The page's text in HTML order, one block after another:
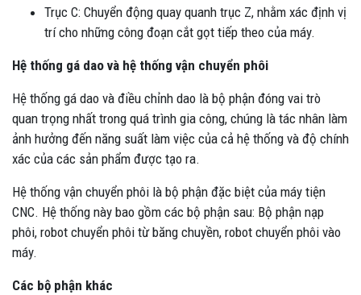
Trục C: Chuyển động quay quanh trục Z, nhằm xác định vị
trí cho những công đoạn cắt gọt tiếp theo của máy.
Hệ thống gá dao và hệ thống vận chuyển phôi
Hệ thống gá dao và điều chỉnh dao là bộ phận đóng vai trò
quan trọng nhất trong quá trình gia công, chúng là tác nhân làm
ảnh hưởng đến năng suất làm việc của cả hệ thống và độ chính
xác của các sản phẩm được tạo ra.
Hệ thống vận chuyển phôi là bộ phận đặc biệt của máy tiện
CNC. Hệ thống này bao gồm các bộ phận sau: Bộ phận nạp
phôi, robot chuyển phôi từ băng chuyền, robot chuyển phôi vào
máy.
Các bộ phận khác